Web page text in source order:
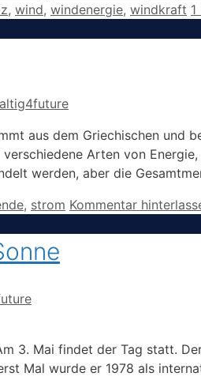
, wind, windenergie, windkraft
aus dem Griechischen
Arten von
werden, aber die
, strom Kommentar
3. Mai findet der Tag statt.
Mal wurde er 1978 als